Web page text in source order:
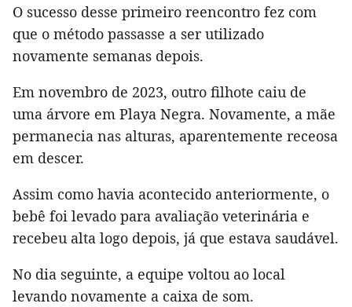
O sucesso desse primeiro reencontro fez com
que o método passasse a ser utilizado
novamente semanas depois.
Em novembro de 2023, outro filhote caiu de
uma árvore em Playa Negra. Novamente, a mãe
permanecia nas alturas, aparentemente receosa
em descer.
Assim como havia acontecido anteriormente, o
bebê foi levado para avaliação veterinária e
recebeu alta logo depois, já que estava saudável.
No dia seguinte, a equipe voltou ao local
levando novamente a caixa de som.